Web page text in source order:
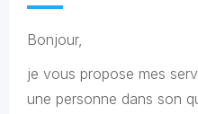
Bonjour,
je vous propose mes
une personne dans son